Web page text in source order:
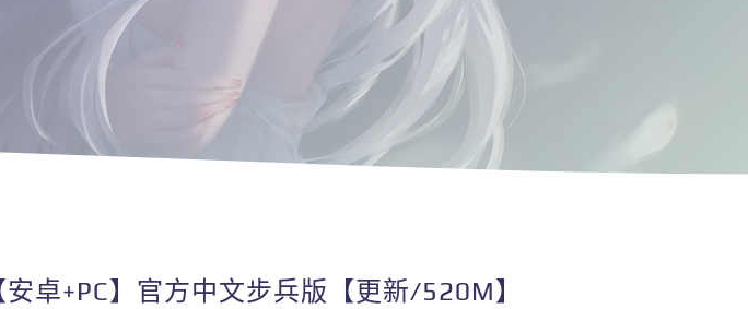
卓+PC】官方中文步兵版【更新/520M】